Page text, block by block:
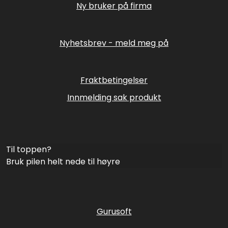
Ny bruker på firma
Nyhetsbrev - meld meg på
Fraktbetingelser
Innmelding sak produkt
Til toppen?
Bruk pilen helt nede til høyre
Gurusoft